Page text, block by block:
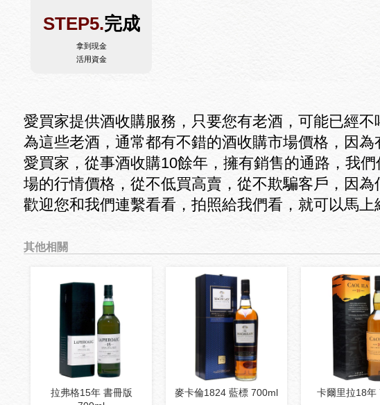
STEP5.完成
拿到現金
活用資金
愛買家提供酒收購服務，只要您有老酒，可能已經
為這些老酒，通常都有不錯的酒收購市場價格，因為
愛買家，從事酒收購10餘年，擁有銷售的通路，我
場的行情價格，從不低買高賣，從不欺騙客戶，因為
歡迎您和我們連繫看看，拍照給我們看，就可以馬上
其他相關
拉弗格15年 書冊版
麥卡倫1824 藍標 700ml 卡爾里拉18年